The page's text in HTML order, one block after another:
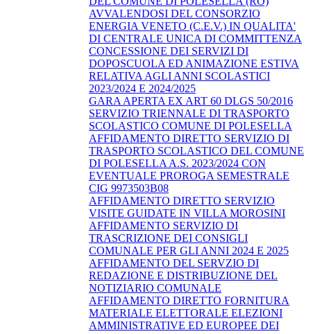
AVVALENDOSI DEL CONSORZIO
ENERGIA VENETO (C.E.V.) IN QUALITA'
DI CENTRALE UNICA DI COMMITTENZA
CONCESSIONE DEI SERVIZI DI
DOPOSCUOLA ED ANIMAZIONE ESTIVA
RELATIVA AGLI ANNI SCOLASTICI
2023/2024 E 2024/2025
GARA APERTA EX ART 60 DLGS 50/2016
SERVIZIO TRIENNALE DI TRASPORTO
SCOLASTICO COMUNE DI POLESELLA
AFFIDAMENTO DIRETTO SERVIZIO DI
TRASPORTO SCOLASTICO DEL COMUNE
DI POLESELLA A.S. 2023/2024 CON
EVENTUALE PROROGA SEMESTRALE
CIG 9973503B08
AFFIDAMENTO DIRETTO SERVIZIO
VISITE GUIDATE IN VILLA MOROSINI
AFFIDAMENTO SERVIZIO DI
TRASCRIZIONE DEI CONSIGLI
COMUNALE PER GLI ANNI 2024 E 2025
AFFIDAMENTO DEL SERVZIO DI
REDAZIONE E DISTRIBUZIONE DEL
NOTIZIARIO COMUNALE
AFFIDAMENTO DIRETTO FORNITURA
MATERIALE ELETTORALE ELEZIONI
AMMINISTRATIVE ED EUROPEE DEI